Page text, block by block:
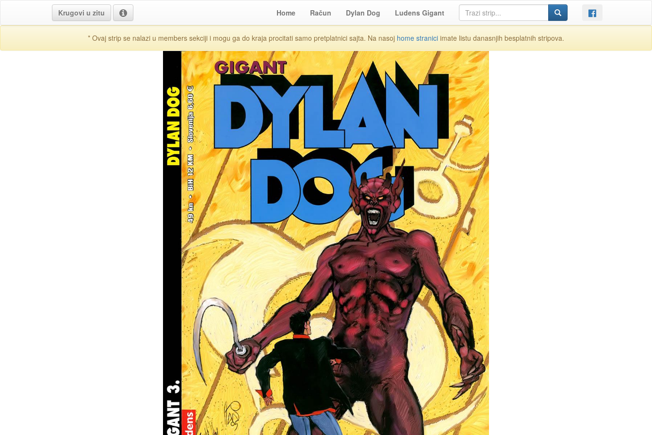
Krugovi u zitu Home Račun Dylan Dog Ludens Gigant
* Ovaj strip se nalazi u members sekciji i mogu ga do kraja procitati samo pretplatnici sajta. Na nasoj home stranici imate listu danasnjih besplatnih stripova.